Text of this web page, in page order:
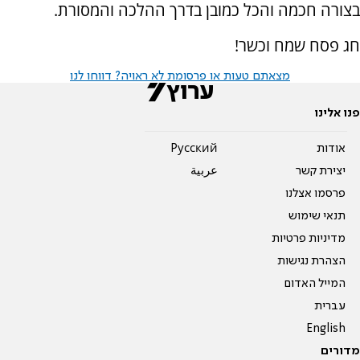
בצורה חכמה והכל כמובן בדרך ההלכה והמסורת.
חג פסח שמח וכשר!
מצאתם טעות או פרסומת לא ראויה? דווחו לנו
פנו אלינו
אודות
יצירת קשר
פרסמו אצלנו
תנאי שימוש
מדיניות פרטיות
הצהרת נגישות
המייל האדום
עברית
English
Pусский
عربية
מדורים